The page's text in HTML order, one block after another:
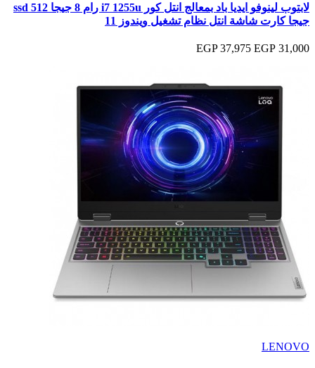
لابتوب لينوفو ايديا باد بمعالج انتل كور i7 1255u رام 8 جيجا ssd 512
جيجا كارت شاشة انتل نظام تشغيل ويندوز 11
31,000 EGP
37,975 EGP
LENOVO